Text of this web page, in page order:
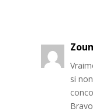
si